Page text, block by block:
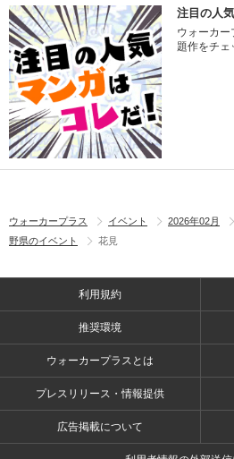
注目の人
ウォーカ
題作をチェ
ウォーカープラス イベント 2026年02月
野県のイベント
花見
利用規約
推奨環境
ウォーカープラスとは
プレスリリース・情報提供
広告掲載について